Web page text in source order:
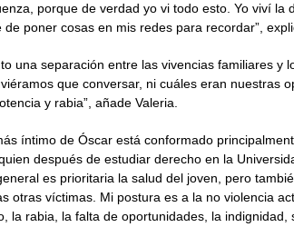
porque de verdad yo vi todo esto. Yo viví la
de poner cosas en mis redes para recordar”,
una separación entre las vivencias familiares
que conversar, ni cuáles eran nuestras
y rabia”, añade Valeria.
íntimo de Óscar está conformado
después de estudiar derecho en la
es prioritaria la salud del joven, pero
otras víctimas. Mi postura es a la no violencia
la rabia, la falta de oportunidades, la